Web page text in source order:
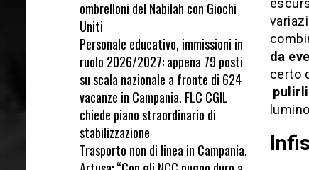
da
certo
pulirli
ombrelloni del Nabilah con Giochi
Uniti
Personale educativo, immissioni in
ruolo 2026/2027: appena 79 posti
su scala nazionale a fronte di 624
vacanze in Campania. FLC CGIL
chiede piano straordinario di
stabilizzazione
Trasporto non di linea in Campania,